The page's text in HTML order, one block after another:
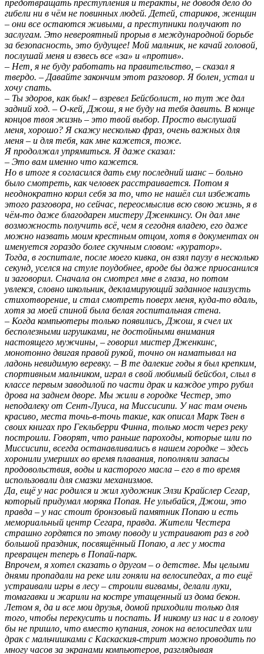
предотвращать преступления и теракты, не доводя дело до
гибели ни в чём не повинных людей. Детей, стариков, женщин
– они все остаются живыми, а преступники получают по
заслугам. Это невероятный прорыв в международной борьбе
за безопасность, это будущее! Мой мальчик, не качай головой,
послушай меня и взвесь все «за» и «против».
– Нет, я не буду работать на правительство, – сказал я
твердо. – Давайте закончим этот разговор. Я болен, устал и
хочу спать.
– Ты здоров, как бык! – взревел Бейсболист, но тут же дал
задний ход. – О-кей, Джош, я не буду на тебя давить. В конце
концов твоя жизнь – это твой выбор. Просто выслушай
меня, хорошо? Я скажу несколько фраз, очень важных для
меня – и для тебя, как мне кажется, тоже.
Я продолжал упрямиться. Я даже сказал:
– Это вам именно что кажется.
Но в итоге я согласился дать ему последний шанс – больно
было смотреть, как человек расстраивается. Потом я
неоднократно корил себя за то, что не нашёл сил избежать
этого разговора, но сейчас, переосмыслив всю свою жизнь, я в
чём-то даже благодарен мистеру Дженкинсу. Он дал мне
возможность получить всё, чем я сегодня владею, его даже
можно назвать моим крестным отцом, хотя в документах он
именуется гораздо более скучным словом: «куратор».
Тогда, в госпитале, после моего кивка, он взял паузу в несколько
секунд, уселся на стуле поудобнее, вроде бы даже приосанился
и заговорил. Сначала он смотрел мне в глаза, но потом
увлекся, словно школьник, декламирующий заданное наизусть
стихотворение, и стал смотреть поверх меня, куда-то вдаль,
хотя за моей спиной была белая госпитальная стена.
– Когда компьютеры только появились, Джош, я счел их
бесполезными игрушками, не достойными внимания
настоящего мужчины, – говорил мистер Дженкинс,
монотонно двигая правой рукой, точно он наматывал на
ладонь невидимую веревку. – В те далекие годы я был крепким,
спортивным мальчиком, играл в свой любимый бейсбол, слыл в
классе первым заводилой по части драк и каждое утро рубил
дрова на заднем дворе. Мы жили в городке Честер, это
неподалеку от Сент-Луиса, на Миссисипи. У нас там очень
красиво, места точь-в-точь такие, как описал Марк Твен в
своих книгах про Гекльберри Финна, только мост через реку
построили. Говорят, что раньше пароходы, которые шли по
Миссисипи, всегда останавливались в нашем городке – здесь
хоронили умерших во время плавания, пополняли запасы
продовольствия, воды и касторого масла – его в то время
использовали для смазки механизмов.
Да, ещё у нас родился и жил художник Элзи Крайслер Сегар,
который придумал моряка Попая. Не улыбайся, Джош, это
правда – у нас стоит бронзовый памятник Попаю и есть
мемориальный центр Сегара, правда. Жители Честера
страшно гордятся по этому поводу и устраивают раз в год
большой праздник, посвящённый Попаю, а лес у моста
превращен теперь в Попай-парк.
Впрочем, я хотел сказать о другом – о детстве. Мы целыми
днями пропадали на реке или гоняли на велосипедах, а то ещё
устраивали игры в лесу – строили вигвамы, делали луки,
томагавки и жарили на костре утащенный из дома бекон.
Летом я, да и все мои друзья, домой приходили только для
того, чтобы перекусить и поспать. И никому из нас и в голову
бы не пришло, что вместо купания, гонок на велосипедах или
драк с мальчишками с Каскаския-стрит можно проводить по
многу часов за экранами компьютеров, разглядывая